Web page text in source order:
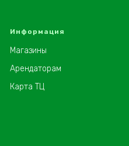
Информация
Магазины
Арендаторам
Карта ТЦ